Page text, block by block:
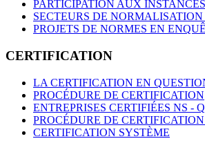
PARTICIPATION AUX
SECTEURS DE
PROJETS DE NORMES EN
CERTIFICATION
LA CERTIFICATION EN
PROCÉDURE DE CERTIFICATION
ENTREPRISES CERTIFIÉES NS -
PROCÉDURE DE
CERTIFICATION SYSTÈME